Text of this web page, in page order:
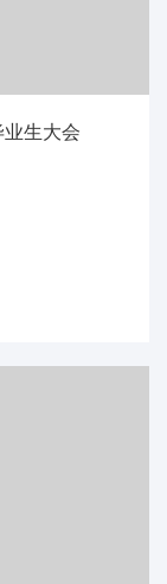
生大会